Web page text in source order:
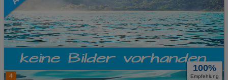
4
100%
Empfehlung